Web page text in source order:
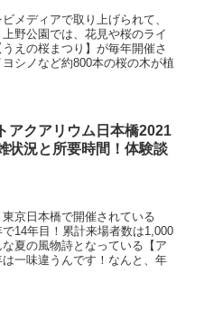
メディアで取り上げられて、
野公園では、花見や桜のライ
えの桜まつり】が毎年開催さ
シノなど約800本の桜の木が植
アクアリウム日本橋2021
状況と所要時間！体験談
京日本橋で開催されている
14年目！累計来場者数は1,000
夏の風物詩となっている【ア
一味違うんです！なんと、年